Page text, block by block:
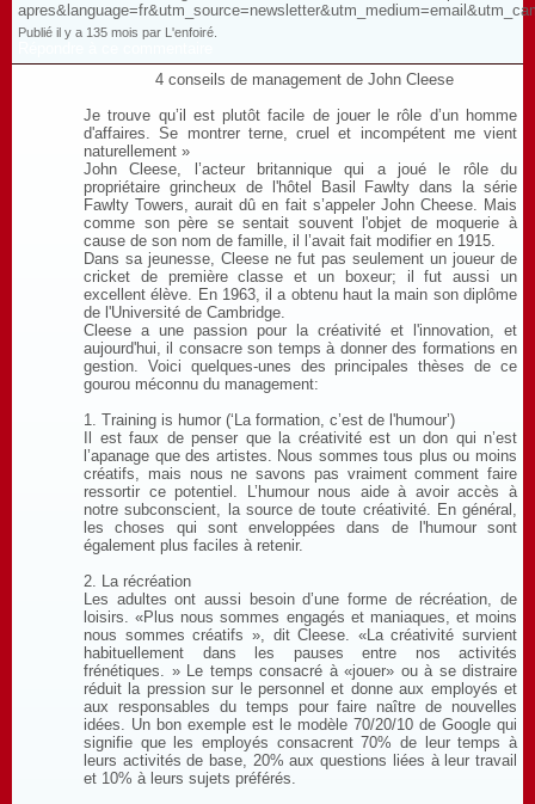
Publié il y a 135 mois par L'enfoiré.
4 conseils de management de John Cleese
Je trouve qu’il est plutôt facile de jouer le rôle d’un homme
d'affaires. Se montrer terne, cruel et incompétent me vient
naturellement »
John Cleese, l’acteur britannique qui a joué le rôle du
propriétaire grincheux de l'hôtel Basil Fawlty dans la série
Fawlty Towers, aurait dû en fait s’appeler John Cheese. Mais
comme son père se sentait souvent l'objet de moquerie à
cause de son nom de famille, il l’avait fait modifier en 1915.
Dans sa jeunesse, Cleese ne fut pas seulement un joueur de
cricket de première classe et un boxeur; il fut aussi un
excellent élève. En 1963, il a obtenu haut la main son diplôme
de l'Université de Cambridge.
Cleese a une passion pour la créativité et l'innovation, et
aujourd'hui, il consacre son temps à donner des formations en
gestion. Voici quelques-unes des principales thèses de ce
gourou méconnu du management:
1. Training is humor (‘La formation, c’est de l'humour’)
Il est faux de penser que la créativité est un don qui n’est
l’apanage que des artistes. Nous sommes tous plus ou moins
créatifs, mais nous ne savons pas vraiment comment faire
ressortir ce potentiel. L’humour nous aide à avoir accès à
notre subconscient, la source de toute créativité. En général,
les choses qui sont enveloppées dans de l'humour sont
également plus faciles à retenir.
2. La récréation
Les adultes ont aussi besoin d’une forme de récréation, de
loisirs. «Plus nous sommes engagés et maniaques, et moins
nous sommes créatifs », dit Cleese. «La créativité survient
habituellement dans les pauses entre nos activités
frénétiques. » Le temps consacré à «jouer» ou à se distraire
réduit la pression sur le personnel et donne aux employés et
aux responsables du temps pour faire naître de nouvelles
idées. Un bon exemple est le modèle 70/20/10 de Google qui
signifie que les employés consacrent 70% de leur temps à
leurs activités de base, 20% aux questions liées à leur travail
et 10% à leurs sujets préférés.